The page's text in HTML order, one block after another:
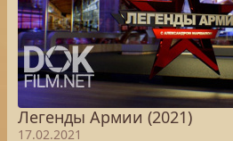
Легенды Армии (2021)
17.02.2021